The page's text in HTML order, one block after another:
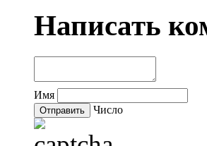
Написать
Имя
Число